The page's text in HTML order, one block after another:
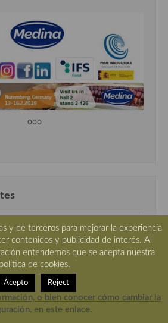
ooo
calienta cuando lo usas como
fría de yogur y pepino, receta griega
del restaurante 33 de Tudela,
y de terceros para mejorar la experiencia
contenidos y publicidad de interés. Al
entendemos que se acepta nuestra
política de cookies.
Acepto Reject
o bien conocer cómo cambiar la
en este enlace.